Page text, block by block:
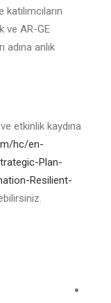
ve AR-GE
anlık
etkinlik kaydına
hc/en-
Plan-
Resilient-